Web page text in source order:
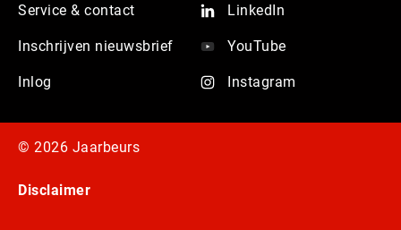
Service & contact
Inschrijven nieuwsbrief
Inlog
LinkedIn
YouTube
Instagram
© 2026 Jaarbeurs
Disclaimer